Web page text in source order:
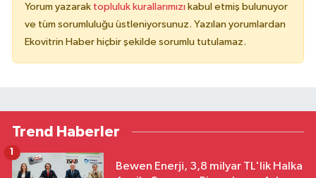
Yorum yazarak topluluk kurallarımızı kabul etmiş bulunuyor
ve tüm sorumluluğu üstleniyorsunuz. Yazılan yorumlardan
Ekovitrin Haber hiçbir şekilde sorumlu tutulamaz.
Trend Haberler
Bewen Enerji, 3,8 milyar TL'lik Halka
1